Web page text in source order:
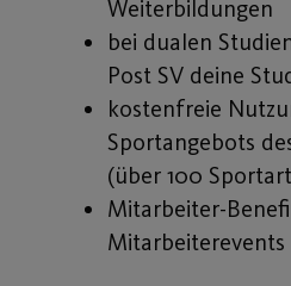
Weiterbildungen
bei dualen
Post SV deine
kostenfreie
Sportangebots
(über 100
Mitarbeiter-
Mitarbeiterevents